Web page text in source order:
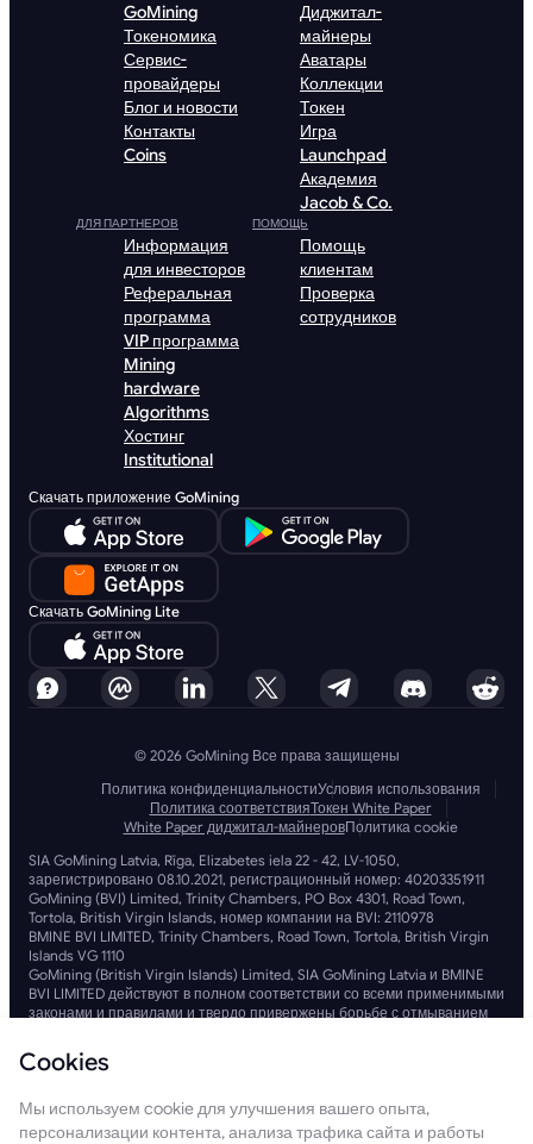
GoMining
Токеномика
Сервис-
провайдеры
Блог и новости
Контакты
Coins
Диджитал-
майнеры
Аватары
Коллекции
Токен
Игра
Launchpad
Академия
Jacob & Co.
ДЛЯ ПАРТНЕРОВ
Информация
для инвесторов
Реферальная
программа
VIP программа
Mining
hardware
Algorithms
Хостинг
Institutional
ПОМОЩЬ
Помощь
клиентам
Проверка
сотрудников
Скачать приложение GoMining
Скачать GoMining Lite
© 2026 GoMining Все права защищены
Политика конфиденциальностиУсловия использования
Политика соответствияТокен White Paper
White Paper диджитал-майнеровПолитика cookie
SIA GoMining Latvia, Rīga, Elizabetes iela 22 - 42, LV-1050,
зарегистрировано 08.10.2021, регистрационный номер: 40203351911
GoMining (BVI) Limited, Trinity Chambers, PO Box 4301, Road Town,
Tortola, British Virgin Islands, номер компании на BVI: 2110978
BMINE BVI LIMITED, Trinity Chambers, Road Town, Tortola, British Virgin
Islands VG 1110
GoMining (British Virgin Islands) Limited, SIA GoMining Latvia и BMINE
BVI LIMITED действуют в полном соответствии со всеми применимыми
законами и правилами и твердо привержены борьбе с отмыванием
распространения оружия массового уничтожения. Мы
придерживаемся самых высоких стандартов, обеспечивая строгое
отмыванием денег и финансированием терроризма, а также мер по
борьбе с финансированием оружия, чтобы поддерживать
Cookies
Мы используем cookie для улучшения вашего опыта,
персонализации контента, анализа трафика сайта и работы